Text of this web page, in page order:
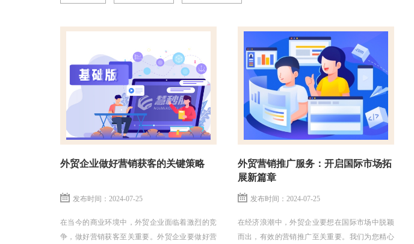
外贸企业做好营销获客的关键策略
发布时间：2024-07-25
在当今的商业环境中，外贸企业面临着激烈的竞
争，做好营销获客至关重要。外贸企业要做好营
外贸营销推广服务：开启国际市场拓
展新篇章
发布时间：2024-07-25
在经济浪潮中，外贸企业要想在国际市场中脱颖
而出，有效的营销推广至关重要。我们为您精心